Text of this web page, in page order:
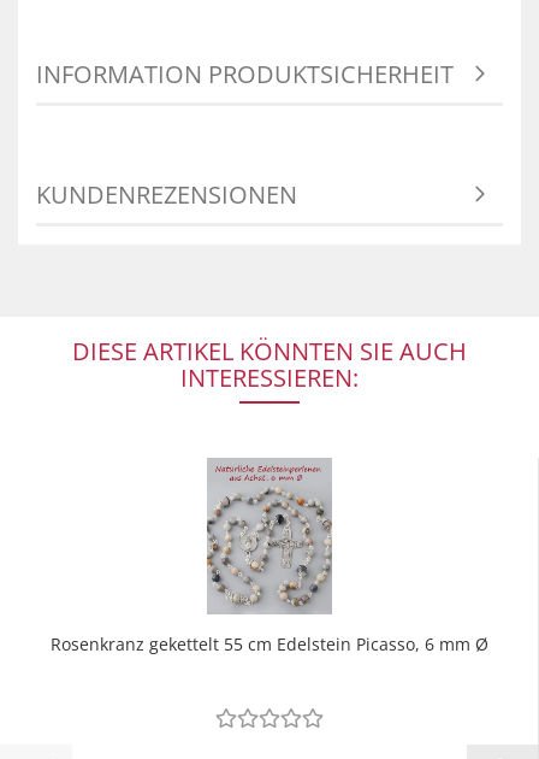
INFORMATION PRODUKTSICHERHEIT
KUNDENREZENSIONEN
DIESE ARTIKEL KÖNNTEN SIE AUCH
INTERESSIEREN:
Rosenkranz gekettelt 55 cm Edelstein Picasso, 6 mm Ø